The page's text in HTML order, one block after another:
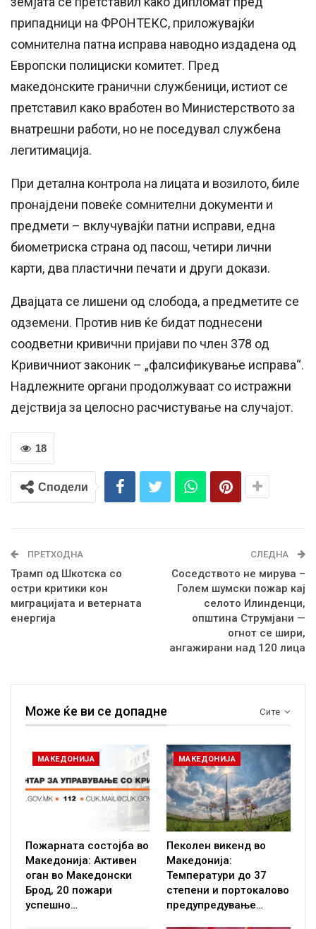
припадници на ФРОНТЕКС, приложувајќи
сомнителна патна исправа наводно издадена од
Европски полициски комитет. Пред
македонските гранични службеници, истиот се
претставил како вработен во Министерството за
внатрешни работи, но не поседувал службена
легитимација.
При детална контрола на лицата и возилото, биле
пронајдени повеќе сомнителни документи и
предмети – вклучувајќи патни исправи, една
биометриска страна од пасош, четири лични
карти, два пластични печати и други докази.
Двајцата се лишени од слобода, а предметите се
одземени. Против нив ќе бидат поднесени
соодветни кривични пријави по член 378 од
Кривичниот законик – „фалсификување исправа“.
Надлежните органи продолжуваат со истражни
дејствија за целосно расчистување на случајот.
18
Сподели
ПРЕТХОДНА
Трамп од Шкотска со
остри критики кон
миграцијата и ветерната
енергија
СЛЕДНА
Соседството не мирува –
Голем шумски пожар кај
селото Илинденци,
општина Струмјани —
огнот се шири,
ангажирани над 120 лица
Сите
Може ќе ви се допадне
МАКЕДОНИЈА
Пожарната состојба во
Македонија: Активен
оган во Македонски
Брод, 20 пожари
успешно…
МАКЕДОНИЈА
Пеколен викенд во
Македонија:
Температури до 37
степени и портокалово
предупредување…